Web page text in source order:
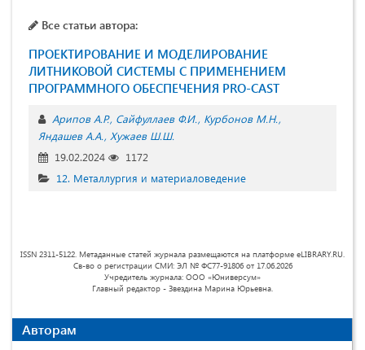
Все статьи автора:
ПРОЕКТИРОВАНИЕ И МОДЕЛИРОВАНИЕ
ЛИТНИКОВОЙ СИСТЕМЫ С ПРИМЕНЕНИЕМ
ПРОГРАММНОГО ОБЕСПЕЧЕНИЯ PRO-CAST
Арипов А.Р. Сайфуллаев Ф.И. Курбонов М.Н.
Яндашев А.А. Хужаев Ш.Ш.
19.02.2024
1172
12. Металлургия и материаловедение
ISSN 2311-5122. Метаданные статей журнала размещаются на платформе eLIBRARY.RU.
Св-во о регистрации СМИ: ЭЛ № ФС77-91806 от 17.06.2026
Учредитель журнала: ООО «Юниверсум»
Главный редактор - Звездина Марина Юрьевна.
Авторам